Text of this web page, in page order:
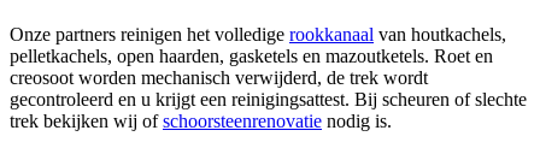
Onze partners reinigen het volledige rookkanaal van houtkachels,
pelletkachels, open haarden, gasketels en mazoutketels. Roet en
creosoot worden mechanisch verwijderd, de trek wordt
gecontroleerd en u krijgt een reinigingsattest. Bij scheuren of slechte
trek bekijken wij ofschoorsteenrenovatie nodig is.